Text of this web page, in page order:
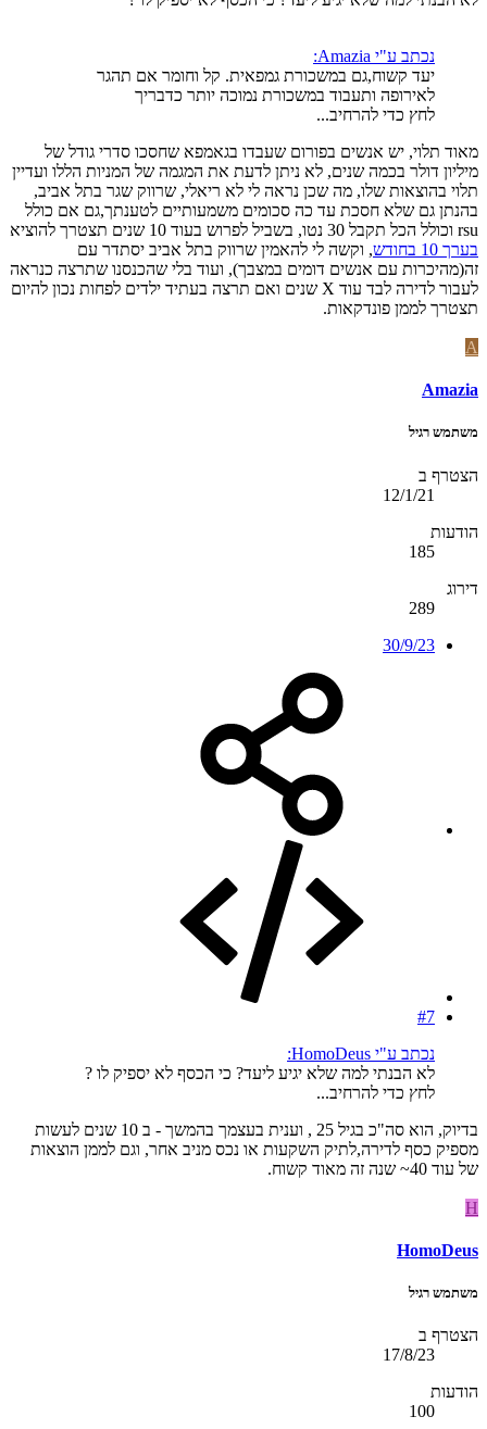
נכתב ע"י Amazia:
יעד קשוח,גם במשכורת גמפאית. קל וחומר אם תהגר
לאירופה ותעבוד במשכורת נמוכה יותר כדבריך
לחץ כדי להרחיב...
מאוד תלוי, יש אנשים בפורום שעבדו בגאמפא שחסכו סדרי גודל של
מיליון דולר בכמה שנים, לא ניתן לדעת את המגמה של המניות הללו ועדיין
תלוי בהוצאות שלו, מה שכן נראה לי לא ריאלי, שרווק שגר בתל אביב,
בהנתן גם שלא חסכת עד כה סכומים משמעותיים לטענתך,גם אם כולל
rsu וכולל הכל תקבל 30 נטו, בשביל לפרוש בעוד 10 שנים תצטרך להוציא
בערך 10 בחודש
, וקשה לי להאמין שרווק בתל אביב יסתדר עם
זה(מהיכרות עם אנשים דומים במצבך), ועוד בלי שהכנסנו שתרצה כנראה
לעבור לדירה לבד עוד X שנים ואם תרצה בעתיד ילדים לפחות נכון להיום
תצטרך לממן פונדקאות.
A
Amazia
משתמש רגיל
הצטרף ב
12/1/21
הודעות
185
דירוג
289
30/9/23
#7
נכתב ע"י HomoDeus:
לא הבנתי למה שלא יגיע ליעד? כי הכסף לא יספיק לו ?
לחץ כדי להרחיב...
בדיוק, הוא סה"כ בגיל 25 , וענית בעצמך בהמשך - ב 10 שנים לעשות
מספיק כסף לדירה,לתיק השקעות או נכס מניב אחר, וגם לממן הוצאות
של עוד 40~ שנה זה מאוד קשוח.
H
HomoDeus
משתמש רגיל
הצטרף ב
17/8/23
הודעות
100